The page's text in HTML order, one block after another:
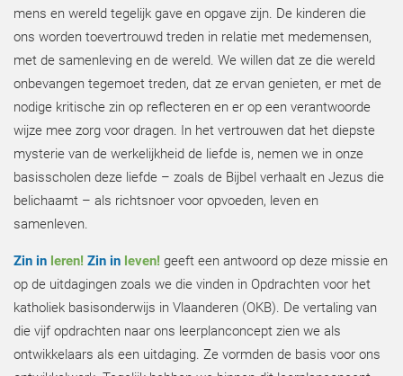
mens en wereld tegelijk gave en opgave zijn. De kinderen die
ons worden toevertrouwd treden in relatie met medemensen,
met de samenleving en de wereld. We willen dat ze die wereld
onbevangen tegemoet treden, dat ze ervan genieten, er met de
nodige kritische zin op reflecteren en er op een verantwoorde
wijze mee zorg voor dragen. In het vertrouwen dat het diepste
mysterie van de werkelijkheid de liefde is, nemen we in onze
basisscholen deze liefde – zoals de Bijbel verhaalt en Jezus die
belichaamt – als richtsnoer voor opvoeden, leven en
samenleven.
Zin in leren! Zin in leven! geeft een antwoord op deze missie en
op de uitdagingen zoals we die vinden in Opdrachten voor het
katholiek basisonderwijs in Vlaanderen (OKB). De vertaling van
die vijf opdrachten naar ons leerplanconcept zien we als
ontwikkelaars als een uitdaging. Ze vormden de basis voor ons